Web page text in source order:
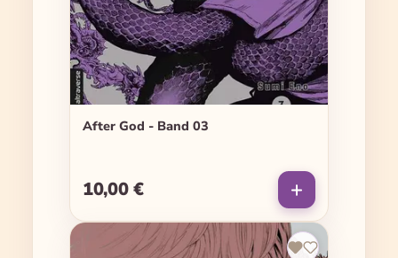
After God - Band 03
Regulärer Preis:
10,00 €